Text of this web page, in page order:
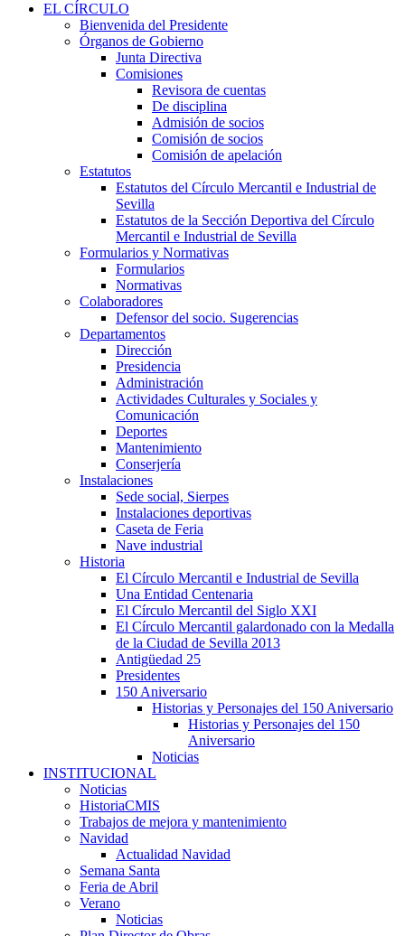
EL CÍRCULO
Bienvenida del Presidente
Órganos de Gobierno
Junta Directiva
Comisiones
Revisora de cuentas
De disciplina
Admisión de socios
Comisión de socios
Comisión de apelación
Estatutos
Estatutos del Círculo Mercantil e Industrial de
Sevilla
Estatutos de la Sección Deportiva del Círculo
Mercantil e Industrial de Sevilla
Formularios y Normativas
Formularios
Normativas
Colaboradores
Defensor del socio. Sugerencias
Departamentos
Dirección
Presidencia
Administración
Actividades Culturales y Sociales y
Comunicación
Deportes
Mantenimiento
Conserjería
Instalaciones
Sede social, Sierpes
Instalaciones deportivas
Caseta de Feria
Nave industrial
Historia
El Círculo Mercantil e Industrial de Sevilla
Una Entidad Centenaria
El Círculo Mercantil del Siglo XXI
El Círculo Mercantil galardonado con la Medalla
de la Ciudad de Sevilla 2013
Antigüedad 25
Presidentes
150 Aniversario
Historias y Personajes del 150 Aniversario
Historias y Personajes del 150
Aniversario
Noticias
INSTITUCIONAL
Noticias
HistoriaCMIS
Trabajos de mejora y mantenimiento
Navidad
Actualidad Navidad
Semana Santa
Feria de Abril
Verano
Noticias